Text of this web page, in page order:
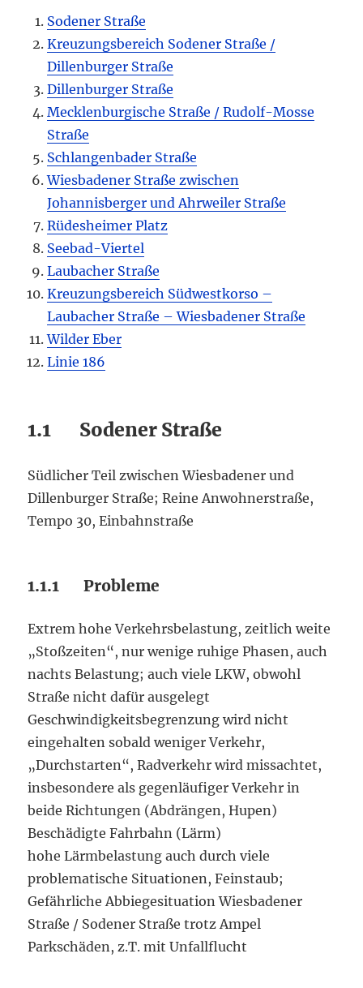
Sodener Straße
Kreuzungsbereich Sodener Straße /
Dillenburger Straße
Dillenburger Straße
Mecklenburgische Straße / Rudolf-Mosse
Straße
Schlangenbader Straße
Wiesbadener Straße zwischen
Johannisberger und Ahrweiler Straße
Rüdesheimer Platz
Seebad-Viertel
Laubacher Straße
Kreuzungsbereich Südwestkorso –
Laubacher Straße – Wiesbadener Straße
Wilder Eber
Linie 186
1.1 Sodener Straße
Südlicher Teil zwischen Wiesbadener und
Dillenburger Straße; Reine Anwohnerstraße,
Tempo 30, Einbahnstraße
1.1.1 Probleme
Extrem hohe Verkehrsbelastung, zeitlich weite
„Stoßzeiten“, nur wenige ruhige Phasen, auch
nachts Belastung; auch viele LKW, obwohl
Straße nicht dafür ausgelegt
Geschwindigkeitsbegrenzung wird nicht
eingehalten sobald weniger Verkehr,
„Durchstarten“, Radverkehr wird missachtet,
insbesondere als gegenläufiger Verkehr in
beide Richtungen (Abdrängen, Hupen)
Beschädigte Fahrbahn (Lärm)
hohe Lärmbelastung auch durch viele
problematische Situationen, Feinstaub;
Gefährliche Abbiegesituation Wiesbadener
Straße / Sodener Straße trotz Ampel
Parkschäden, z.T. mit Unfallflucht